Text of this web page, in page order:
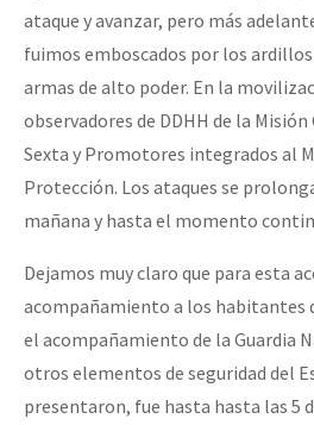
ataque y avanzar, pero más
fuimos emboscados por los
armas de alto poder. En la
observadores de DDHH de la
Sexta y Promotores integrados al
Protección. Los ataques se
mañana y hasta el momento
Dejamos muy claro que para esta
acompañamiento a los habitantes
el acompañamiento de la Guardia
otros elementos de seguridad del
presentaron, fue hasta hasta las 5